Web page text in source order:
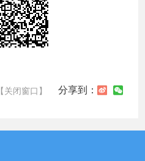
【关闭窗口】 分享到：